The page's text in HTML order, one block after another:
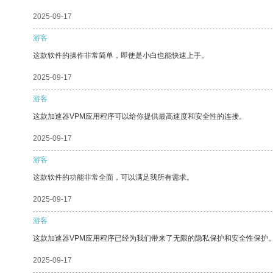
2025-09-17
游客
这款软件的操作非常简单，即使是小白也能快速上手。
2025-09-17
游客
这款加速器VPM应用程序可以给你提供最高速度和安全性的连接。
2025-09-17
游客
这款软件的功能非常全面，可以满足我所有需求。
2025-09-17
游客
这款加速器VPM应用程序已经为我们带来了无限的隐私保护和安全性保护
2025-09-17